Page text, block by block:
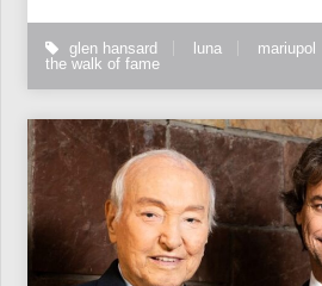
glen hansard luna
mariupol
the walk of fame